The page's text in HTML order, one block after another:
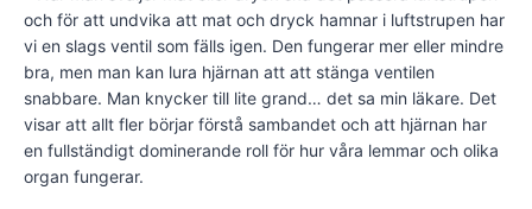
och för att undvika att mat och dryck hamnar i luftstrupen har
vi en slags ventil som fälls igen. Den fungerar mer eller mindre
bra, men man kan lura hjärnan att att stänga ventilen
snabbare. Man knycker till lite grand… det sa min läkare. Det
visar att allt fler börjar förstå sambandet och att hjärnan har
en fullständigt dominerande roll för hur våra lemmar och olika
organ fungerar.